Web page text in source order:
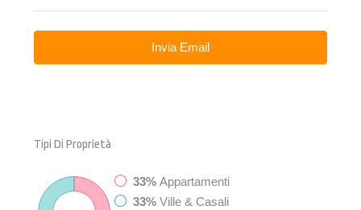
Invia Email
Tipi Di Proprietà
33% Appartamenti
33% Ville & Casali